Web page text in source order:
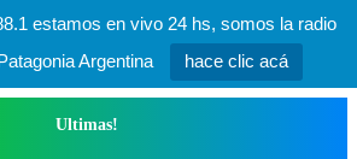
estamos en vivo 24 hs, somos la radio
Argentina
hace clic acá
Ultimas!